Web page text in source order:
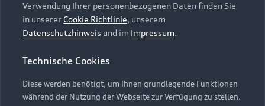
Aktionen & Angebote
Geschäftskunden
Audi digital services
myAudi
Audi Code
Online-Terminvereinbarung
Unternehmen
Karriere
Investor Relations
Presse & Media Center
Impressum Rechtliches
Hinweisgebersystem
Verwendung Ihrer personenbezogenen Daten finden Sie
in unserer Cookie Richtlinie, unserem
Datenschutzhinweis und im Impressum.
Technische Cookies
Diese werden benötigt, um Ihnen grundlegende Funktionen
während der Nutzung der Webseite zur Verfügung zu stellen.